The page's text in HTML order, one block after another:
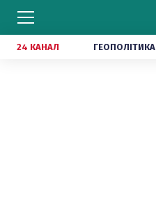
24 КАНАЛ ГЕОПОЛІТИКА